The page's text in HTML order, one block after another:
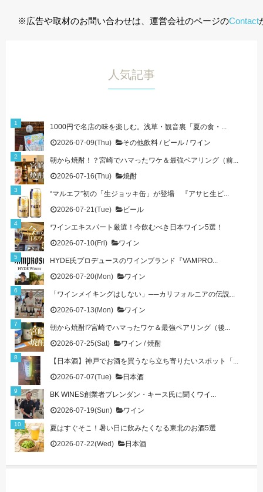
※広告や取材のお問い合わせは、運営会社のページのContact
人気記事
1000円で名店の味を楽しむ。浅草・観音裏「夏の食・...
2026-07-09(Thu)
その他飲料 / ビール / ワイン
朝から焼酎！？宮崎でハマったワケ＆最強ペアリング（前...
2026-07-16(Thu)
焼酎
“マルエフ”初の「生ジョッキ缶」が登場 『アサヒ生ビ...
2026-07-21(Tue)
ビール
ワインエキスパート厳選！今飲むべき日本ワイン5選！
2026-07-10(Fri)
ワイン
HYDE氏プロデュースのワインブランド『VAMPRO...
2026-07-20(Mon)
ワイン
「ワインメイキングはしない」──カリフォルニアの伝説...
2026-07-13(Mon)
ワイン
朝から焼酎!?宮崎でハマったワケ＆最強ペアリング（後...
2026-07-25(Sat)
ワイン /焼酎
【日本酒】神戸でお酒を買うなら立ち寄りたいスポット「...
2026-07-07(Tue)
日本酒
BK WINES創業者ブレンダン・キース氏に聞くワイ...
2026-07-19(Sun)
ワイン
夏はすぐそこ！暑い日に飲みたくなる東北のお酒5選
2026-07-22(Wed)
日本酒